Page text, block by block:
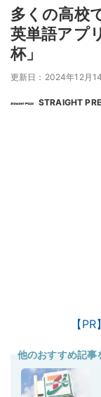
多くの高校
英単語アプ
杯」
更新日：2024年12月
STRAIGHT
【
他のおすすめ記事